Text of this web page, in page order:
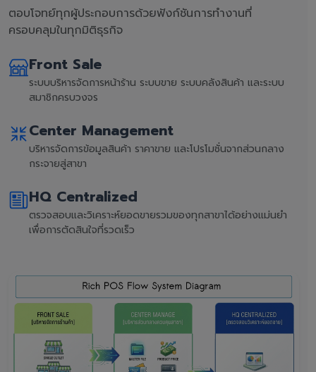
ตอบโจทย์ทุกผู้ประกอบการด้วยฟังก์ชันการทำงานที่
ครอบคลุมในทุกมิติธุรกิจ
Front Sale
ระบบบริหารจัดการหน้าร้าน ระบบขาย ระบบคลังสินค้า และระบบ
สมาชิกครบวงจร
Center Management
บริหารจัดการข้อมูลสินค้า ราคาขาย และโปรโมชั่นจากส่วนกลาง
กระจายสู่สาขา
HQ Centralized
ตรวจสอบและวิเคราะห์ยอดขายรวมของทุกสาขาได้อย่างแม่นยำ
เพื่อการตัดสินใจที่รวดเร็ว